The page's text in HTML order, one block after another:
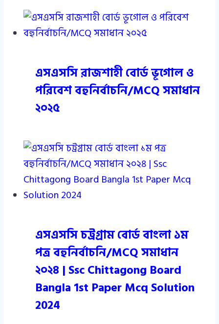
এসএসসি রাজশাহী বোর্ড ভূগোল ও
পরিবেশ বহুনির্বাচনি/MCQ সমাধান
২০২৫
এসএসসি চট্রগ্রাম বোর্ড বাংলা ১ম
পত্র বহুনির্বাচনি/MCQ সমাধান
২০২৪ | Ssc Chittagong Board
Bangla 1st Paper Mcq Solution
2024